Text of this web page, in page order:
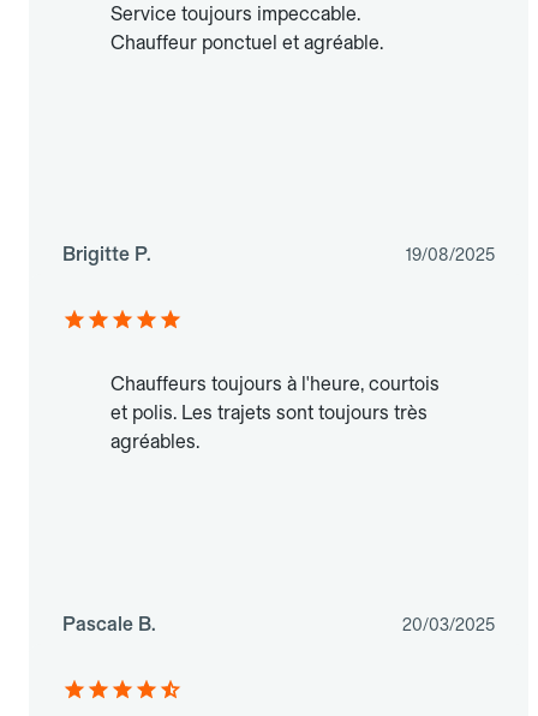
Service toujours impeccable.
Chauffeur ponctuel et agréable.
Brigitte P. 19/08/2025
Chauffeurs toujours à l'heure, courtois
et polis. Les trajets sont toujours très
agréables.
Pascale B. 20/03/2025